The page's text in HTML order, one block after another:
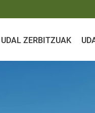
UDAL ZERBITZUAK